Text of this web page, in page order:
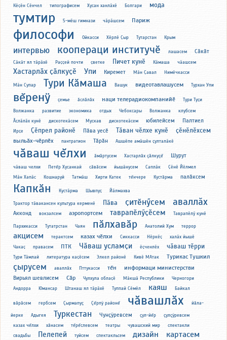
Кӗҫӗн Сӗнчел типографисем Хусан ханлӑхӗ Болгари мода
тумтир 5-мӗш гимнази чӑрӑшсем Париж
философи Ойкасси Хӗрлӗ Ҫыр Тутарстан Крым
интервью коопераци институчӗ лашасем Сӑкӑт
Сӑкӑт ял тӑрӑхӗ Раҫҫей почти ҫветке Пичет кунӗ Кӑмаша чӑашсем
Хастарлӑх ҫӑлкуҫӗ Упи Киремет Мӑн Ҫавал Нимӗчкасси
Мӑн Супар Тури Кӑмаша Вашук видеотавлашусем Турхан Упи
вĕренÿ çемье ăслăлăх наци телерадиокомпанийӗ
Тури Туҫи
Волжанка
развитие экономика отдых Чебоксары Волжанка
клубсем
Ӑслӑлӑх кунӗ
дискотекӑсем Мускав дискотекӑсем юбилейсем Палтиел
Ирҫе Ҫӗпрел районӗ Пӑва уесӗ Тӑван чӗлхе кунӗ ҫӗнӗлӗхсем
выльӑх-чӗрлӗх пантратион Тӑрӑн Ашшӗпе амӑшӗн ҫулталӑкӗ
чăваш чĕлхи ăмăртусем Хастарлăх çăлкуçĕ Шурут
чӑваш челхи Петĕр Хусанкай сăвăсем йышӑнусем Саплӑк
Ҫӗнӗ Йӗлмел
Мӑн Хапӑс
Кошнаруй Татмӑш Хирти Катек тĕнчере Кустăрма палăксем
Капкӑн Кустӑрма Шывпуҫ Йӑлмахва
Трактор тӑвакансен культура керменӗ Пӑва ҫитӗнӳсем аваллӑх
Акконд вокзалсем аэропортсем таврапӗлӳҫӗсем Таврапӗлӳ кунӗ
Пархикасси Тутатрстан Чаян пӑлхавӑр Анатолий Хум террор
акцисем терактсем казах чӗлхи Сиккасси Нӗркӗҫ
халӑх йышӗ
Чакаҫ
правасем ПТК Чӑваш усламҫи ӗҫченлӗх чӑваш тӗрри
Тури Тӑмлай литература каҫӗсем Элкел районӗ Кивӗ МАтак Турикас Тушкил
çырусем аваллăх Пттукасси тĕн информаци министерстви
Вирьял шевлисем Сӑр Чулхула облаҫӗ Мӑкшӑ Республики
Черногори
Андорра
Юмансар Штанаш ял тӑрӑхӗ Туппай Сӗмӗл каяш Байкал
вăрăсем гербсем Çырмапуç Çĕрпÿ районĕ чăвашлăх
йăла-
йерке
Адыгея Туркестан Чунçÿревсем çул-йĕр
çулçÿревсем
казах чĕлхи
хăнасем тĕрĕслевсем театры чувашский мир
спектакли
свадьбы
Пелепей туйсем спектакльсем дизайн картасем